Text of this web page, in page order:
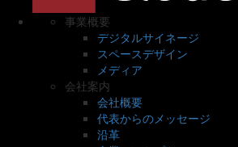
事業概要
デジタルサイネージ
スペースデザイン
メディア
会社案内
会社概要
代表からのメッセージ
沿革